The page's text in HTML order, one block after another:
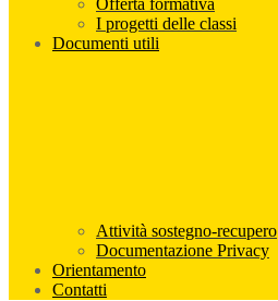
Offerta formativa
I progetti delle classi
Documenti utili
Attività sostegno-recupero
Documentazione Privacy
Orientamento
Contatti